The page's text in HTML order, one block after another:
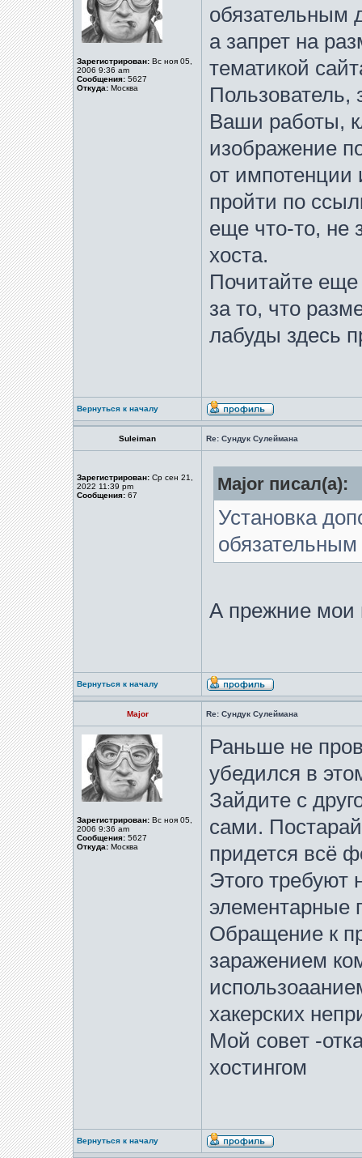
Зарегистрирован: Вс ноя 05,
2006 9:36 am
Сообщения: 5627
Откуда: Москва
обязательным
а запрет на
тематикой
Пользователь,
Ваши работы,
изображение
от
пройти по
еще что-то, не
хоста.
Почитайте
за то, что
лабуды здесь
Вернуться к началу
Suleiman Re: Сундук Сулеймана
Зарегистрирован: Ср сен 21,
2022 11:39 pm
Сообщения: 67
Major писал(а):
Установка
обязательным
А прежние мои
Вернуться к началу
Major Re: Сундук Сулеймана
Зарегистрирован: Вс ноя 05,
2006 9:36 am
Сообщения: 5627
Откуда: Москва
Раньше не
убедился в
Зайдите с
сами.
придется всё
Этого требуют
элементарные
Обращение к
заражением
хакерских
Мой совет -
хостингом
Вернуться к началу